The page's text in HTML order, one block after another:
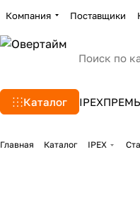
Компания Поставщики
Каталог IPEX
Главная Каталог IPEX